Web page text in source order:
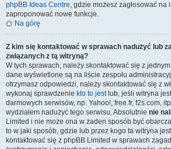
phpBB Ideas Centre, gdzie możesz zagłosować
zaproponować nowe funkcje.
Na górę
Z kim się kontaktować w sprawach nadużyć lub
związanych z tą witryną?
W tych sprawach, należy skontaktować się z
dane wyświetlone są na liście zespołu
otrzymasz odpowiedzi, należy skontaktować się z
wykonaj sprawdzenie kto to jestlub, jeśli witryna
darmowych serwisów, np. Yahoo!, free.fr, f2s.com,
wydziałem nadużyć tego serwisu. Absolutnie nie
Limited i nie może ona w żaden sposób być
to w jaki sposób, gdzie lub przez kogo ta witryna
kontaktować się z phpBB Limited w sprawach